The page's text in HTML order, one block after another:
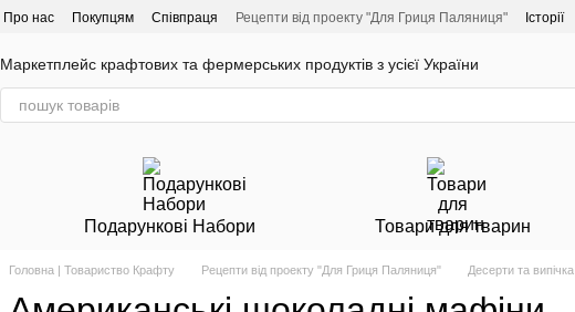
Про нас Покупцям Співпраця Рецепти від проекту "Для Гриця Паляниця" Історії
Маркетплейс крафтових та фермерських продуктів з усієї України
Подарункові Набори Товари для тварин
Головна | Товариство Крафту Рецепти від проекту "Для Гриця Паляниця" Десерти та випічка